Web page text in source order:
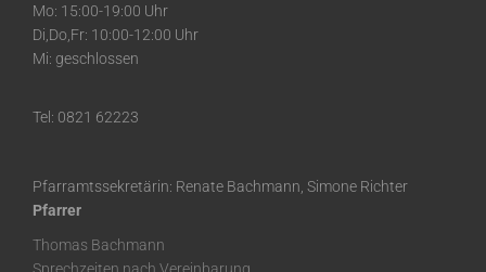
Mo: 15:00-19:00 Uhr
Di,Do,Fr: 10:00-12:00 Uhr
Mi: geschlossen
Tel: 0821 62223
Pfarramtssekretärin: Renate Bachmann, Simone Richter
Pfarrer
Thomas Bachmann
Sprechzeiten nach Vereinbarung